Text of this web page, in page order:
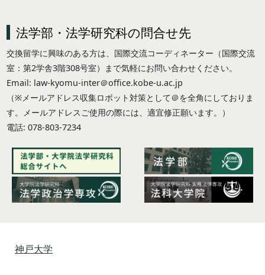
法学部・法学研究科の問合せ先
交換留学に興味のある方は、国際交流コーディネーター（国際交流
室：第2学舎3階308号室）まで気軽にお問い合わせください。
Email: law-kyomu-inter＠office.kobe-u.ac.jp
（※メールアドレス収集ロボット対策として＠を全角にしておりま
す。メールアドレスご使用の際には、適宜修正願います。）
電話: 078-803-7234
神戸大学